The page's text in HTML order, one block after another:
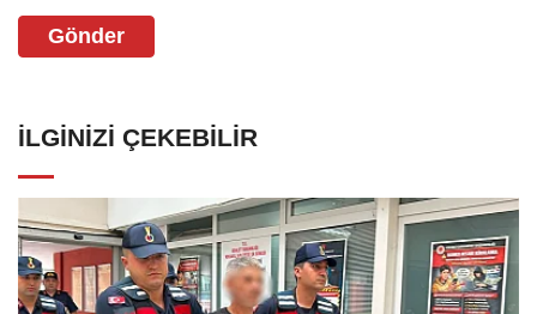
Gönder
İLGINIZI ÇEKEBILIR